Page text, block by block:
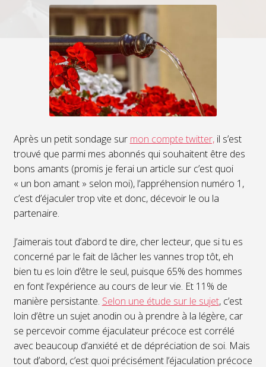
Après un petit sondage sur mon compte twitter,il s’est
trouvé que parmi mes abonnés qui souhaitent être des
bons amants (promis je ferai un article sur c’est quoi
« un bon amant » selon moi), l’appréhension numéro 1,
c’est d’éjaculer trop vite et donc, décevoir le ou la
partenaire.
J’aimerais tout d’abord te dire, cher lecteur, que si tu es
concerné par le fait de lâcher les vannes trop tôt, eh
bien tu es loin d’être le seul, puisque 65% des hommes
en font l’expérience au cours de leur vie. Et 11% de
manière persistante. Selon une étude sur le sujet, c’est
loin d’être un sujet anodin ou à prendre à la légère, car
se percevoir comme éjaculateur précoce est corrélé
avec beaucoup d’anxiété et de dépréciation de soi. Mais
tout d’abord, c’est quoi précisément l’éjaculation précoce